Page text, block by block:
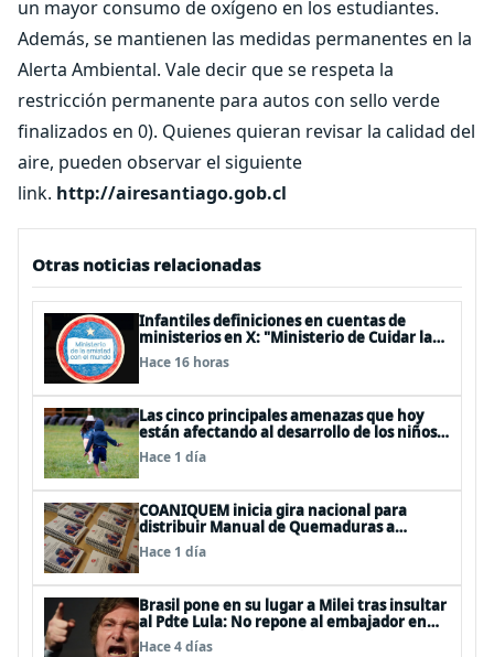
un mayor consumo de oxígeno en los estudiantes.
Además, se mantienen las medidas permanentes en la
Alerta Ambiental. Vale decir que se respeta la
restricción permanente para autos con sello verde
finalizados en 0). Quienes quieran revisar la calidad del
aire, pueden observar el siguiente
link. http://airesantiago.gob.cl
Otras noticias relacionadas
Infantiles definiciones en cuentas de
ministerios en X: "Ministerio de Cuidar la
Plata", "Ministerio de la amistad..."
Hace 16 horas
Las cinco principales amenazas que hoy
están afectando al desarrollo de los niños
en Chile
Hace 1 día
COANIQUEM inicia gira nacional para
distribuir Manual de Quemaduras a
profesionales de la salud
Hace 1 día
Brasil pone en su lugar a Milei tras insultar
al Pdte Lula: No repone al embajador en
BBSS y rebaja la relación bilateral
Hace 4 días